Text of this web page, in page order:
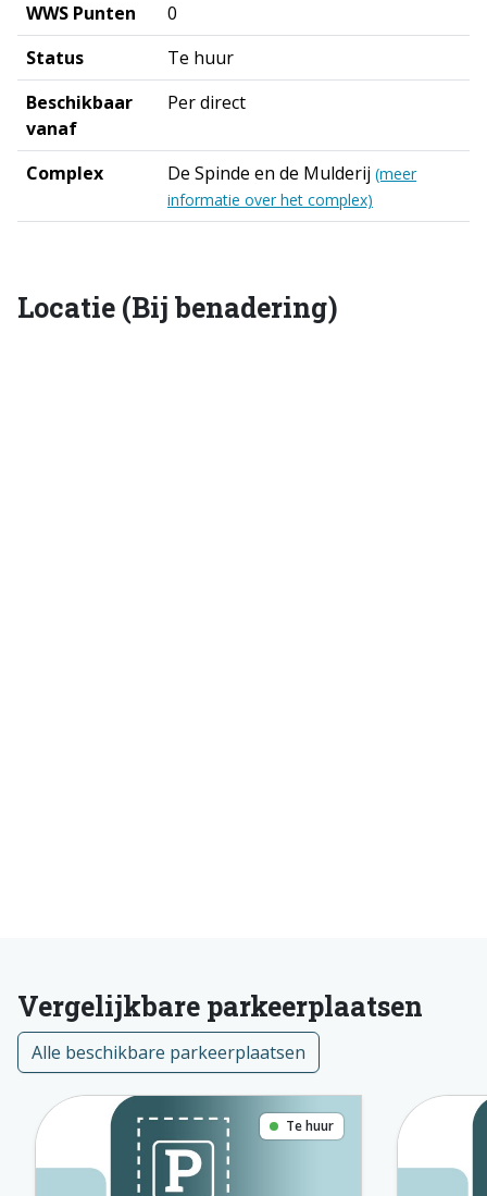
WWS Punten
0
Status
Te huur
Beschikbaar
vanaf
Per direct
Complex De Spinde en de Mulderij (meer
informatie over het complex)
Locatie (Bij benadering)
Vergelijkbare parkeerplaatsen
Alle beschikbare parkeerplaatsen
Te huur